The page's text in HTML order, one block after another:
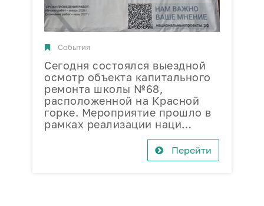
События
Сегодня состоялся выездной
осмотр объекта капитального
ремонта школы №68,
расположенной на Красной
горке. Мероприятие прошло в
рамках реализации наци…
Перейти